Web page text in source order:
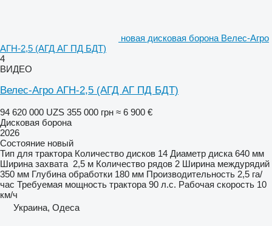
новая дисковая борона Велес-Агро
АГН-2,5 (АГД АГ ПД БДТ)
4
ВИДЕО
Велес-Агро АГН-2,5 (АГД АГ ПД БДТ)
94 620 000 UZS 355 000 грн ≈ 6 900 €
Дисковая борона
2026
Состояние новый
Тип для трактора Количество дисков 14 Диаметр диска 640 мм
Ширина захвата 2,5 м Количество рядов 2 Ширина междурядий
350 мм Глубина обработки 180 мм Производительность 2,5 га/
час Требуемая мощность трактора 90 л.с. Рабочая скорость 10
км/ч
Украина, Одеса